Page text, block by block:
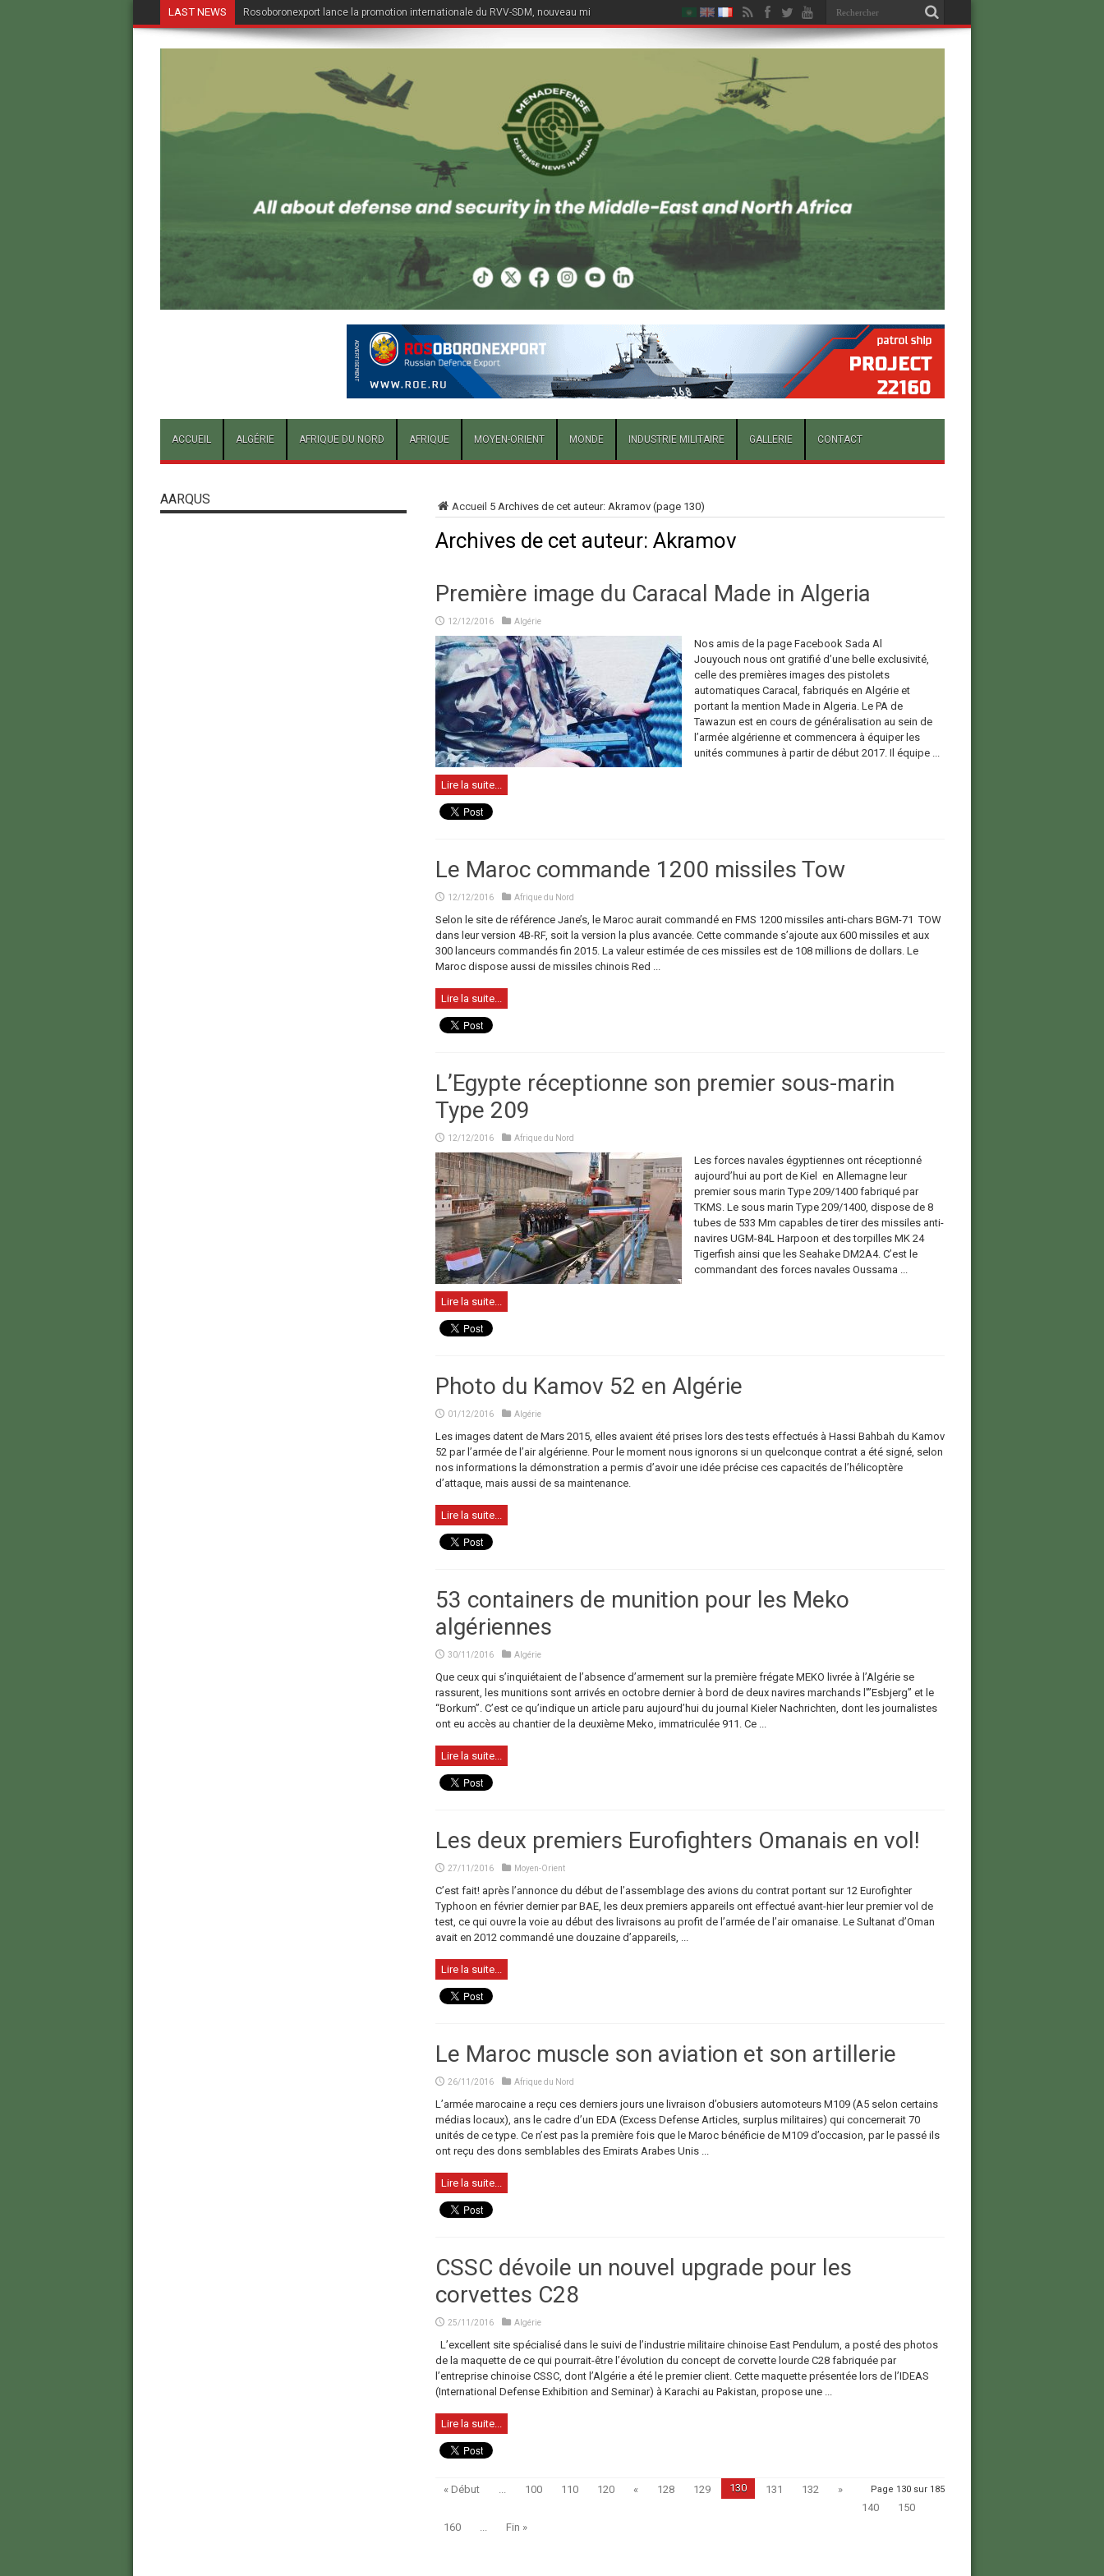
LAST NEWS Rosoboronexport lance la promotion internationale du RVV-SDM, nouveau missile air-air du Su-57E
ACCUEIL ALGÉRIE AFRIQUE DU NORD AFRIQUE MOYEN-ORIENT MONDE INDUSTRIE MILITAIRE GALLERIE CONTACT
Accueil 5 Archives de cet auteur: Akramov(page 130)
Archives de cet auteur: Akramov
Première image du Caracal Made in Algeria
12/12/2016 Algérie
Nos amis de la page Facebook Sada Al
Jouyouch nous ont gratifié d’une belle exclusivité,
celle des premières images des pistolets
automatiques Caracal, fabriqués en Algérie et
portant la mention Made in Algeria. Le PA de
Tawazun est en cours de généralisation au sein de
l’armée algérienne et commencera à équiper les
unités communes à partir de début 2017. Il équipe ...
Lire la suite...
Le Maroc commande 1200 missiles Tow
12/12/2016 Afrique du Nord
Selon le site de référence Jane’s, le Maroc aurait commandé en FMS 1200 missiles anti-chars BGM-71 TOW
dans leur version 4B-RF, soit la version la plus avancée. Cette commande s’ajoute aux 600 missiles et aux
300 lanceurs commandés fin 2015. La valeur estimée de ces missiles est de 108 millions de dollars. Le
Maroc dispose aussi de missiles chinois Red ...
Lire la suite...
L’Egypte réceptionne son premier sous-marin
Type 209
12/12/2016 Afrique du Nord
Les forces navales égyptiennes ont réceptionné
aujourd’hui au port de Kiel en Allemagne leur
premier sous marin Type 209/1400 fabriqué par
TKMS. Le sous marin Type 209/1400, dispose de 8
tubes de 533 Mm capables de tirer des missiles anti-
navires UGM-84L Harpoon et des torpilles MK 24
Tigerfish ainsi que les Seahake DM2A4. C’est le
commandant des forces navales Oussama ...
Lire la suite...
Photo du Kamov 52 en Algérie
01/12/2016 Algérie
Les images datent de Mars 2015, elles avaient été prises lors des tests effectués à Hassi Bahbah du Kamov
52 par l’armée de l’air algérienne. Pour le moment nous ignorons si un quelconque contrat a été signé, selon
nos informations la démonstration a permis d’avoir une idée précise ces capacités de l’hélicoptère
d’attaque, mais aussi de sa maintenance.
Lire la suite...
53 containers de munition pour les Meko
algériennes
30/11/2016 Algérie
Que ceux qui s’inquiétaient de l’absence d’armement sur la première frégate MEKO livrée à l’Algérie se
rassurent, les munitions sont arrivés en octobre dernier à bord de deux navires marchands l'”Esbjerg” et le
“Borkum”. C’est ce qu’indique un article paru aujourd’hui du journal Kieler Nachrichten, dont les journalistes
ont eu accès au chantier de la deuxième Meko, immatriculée 911. Ce ...
Lire la suite...
Les deux premiers Eurofighters Omanais en vol!
27/11/2016 Moyen-Orient
C’est fait! après l’annonce du début de l’assemblage des avions du contrat portant sur 12 Eurofighter
Typhoon en février dernier par BAE, les deux premiers appareils ont effectué avant-hier leur premier vol de
test, ce qui ouvre la voie au début des livraisons au profit de l’armée de l’air omanaise. Le Sultanat d’Oman
avait en 2012 commandé une douzaine d’appareils, ...
Lire la suite...
Le Maroc muscle son aviation et son artillerie
26/11/2016 Afrique du Nord
L’armée marocaine a reçu ces derniers jours une livraison d’obusiers automoteurs M109 (A5 selon certains
médias locaux), ans le cadre d’un EDA (Excess Defense Articles, surplus militaires) qui concernerait 70
unités de ce type. Ce n’est pas la première fois que le Maroc bénéficie de M109 d’occasion, par le passé ils
ont reçu des dons semblables des Emirats Arabes Unis ...
Lire la suite...
CSSC dévoile un nouvel upgrade pour les
corvettes C28
25/11/2016 Algérie
L’excellent site spécialisé dans le suivi de l’industrie militaire chinoise East Pendulum, a posté des photos
de la maquette de ce qui pourrait-être l’évolution du concept de corvette lourde C28 fabriquée par
l’entreprise chinoise CSSC, dont l’Algérie a été le premier client. Cette maquette présentée lors de l’IDEAS
(International Defense Exhibition and Seminar) à Karachi au Pakistan, propose une ...
Lire la suite...
Page 130 sur 185
« Début ... 100 110 120 « 128 129 130 131 132
»
140
150
160
... Fin »
AARQUS